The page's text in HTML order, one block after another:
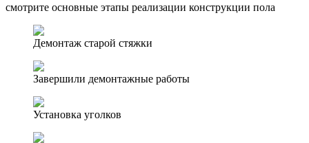
смотрите основные этапы реализации конструкции пола
Демонтаж старой стяжки
Завершили демонтажные работы
Установка уголков